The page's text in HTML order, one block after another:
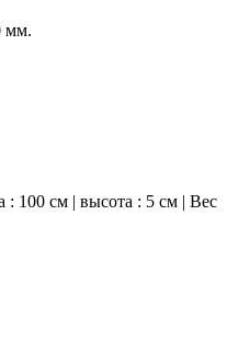
мм.
: 100 см | высота : 5 см | Вес